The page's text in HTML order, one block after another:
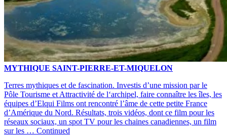
MYTHIQUE SAINT-PIERRE-ET-MIQUELON
Terres mythiques et de fascination. Investis d’une mission par le
Pôle Tourisme et Attractivité de l‘archipel, faire connaître les îles, les
équipes d’Elqui Films ont rencontré l’âme de cette petite France
d’Amérique du Nord. Résultats, trois vidéos, dont ce film pour les
réseaux sociaux, un spot TV pour les chaines canadiennes, un film
sur les … Continued